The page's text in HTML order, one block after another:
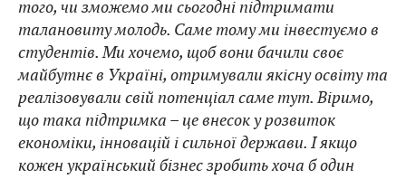
того, чи зможемо ми сьогодні підтримати
талановиту молодь. Саме тому ми інвестуємо в
студентів. Ми хочемо, щоб вони бачили своє
майбутнє в Україні, отримували якісну освіту та
реалізовували свій потенціал саме тут. Віримо,
що така підтримка – це внесок у розвиток
економіки, інновацій і сильної держави. І якщо
кожен український бізнес зробить хоча б один